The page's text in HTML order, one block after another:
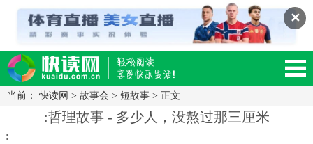
✕
读网-轻松阅读,快乐生活移动版
当前：快读网 > 故事会 > 短故事 > 正文
:哲理故事 - 多少人，没熬过那三厘米
: